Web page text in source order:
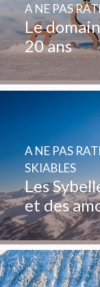
Le
20 ans
A NE PAS
Les
et des
A NE PAS
SKIABLES